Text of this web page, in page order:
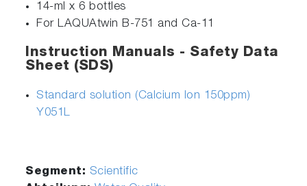
14-ml x 6 bottles
For LAQUAtwin B-751 and Ca-11
Instruction Manuals - Safety Data
Sheet (SDS)
Standard solution (Calcium Ion 150ppm)
Y051L
Segment: Scientific